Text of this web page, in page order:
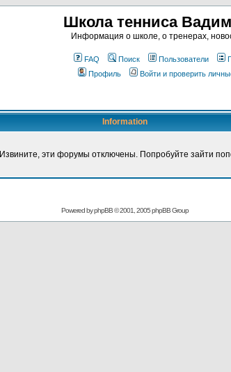
Школа тенниса
Информация о школе, о тренерах,
FAQ Поиск Пользователи
Профиль
Войти и проверить
Information
Извините, эти форумы отключены. Попробуйте зайти
Powered byphpBB© 2001, 2005 phpBB Group